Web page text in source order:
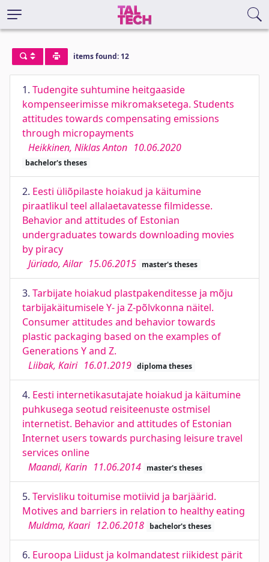
items found: 12
1. Tudengite suhtumine heitgaaside
kompenseerimisse mikromaksetega. Students
attitudes towards compensating emissions
through micropayments
Heikkinen, Niklas Anton 10.06.2020
bachelor's theses
2. Eesti üliõpilaste hoiakud ja käitumine
piraatlikul teel allalaetavatesse filmidesse.
Behavior and attitudes of Estonian
undergraduates towards downloading movies
by piracy
Jüriado, Ailar 15.06.2015 master's theses
3. Tarbijate hoiakud plastpakenditesse ja mõju
tarbijakäitumisele Y- ja Z-põlvkonna näitel.
Consumer attitudes and behavior towards
plastic packaging based on the examples of
Generations Y and Z.
Liibak, Kairi 16.01.2019 diploma theses
4. Eesti internetikasutajate hoiakud ja käitumine
puhkusega seotud reisiteenuste ostmisel
internetist. Behavior and attitudes of Estonian
Internet users towards purchasing leisure travel
services online
Maandi, Karin 11.06.2014 master's theses
5. Tervisliku toitumise motiivid ja barjäärid.
Motives and barriers in relation to healthy eating
Muldma, Kaari 12.06.2018 bachelor's theses
6. Euroopa Liidust ja kolmandatest riikidest pärit